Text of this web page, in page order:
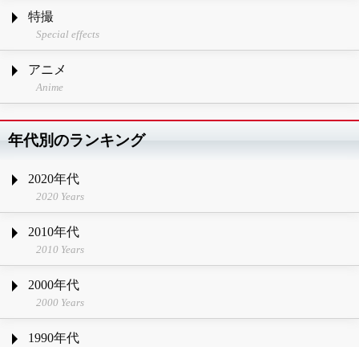
特撮
Special effects
アニメ
Anime
年代別のランキング
2020年代
2020 Years
2010年代
2010 Years
2000年代
2000 Years
1990年代